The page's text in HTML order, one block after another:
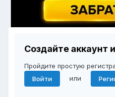
Создайте аккаунт
Пройдите простую
Войти
или